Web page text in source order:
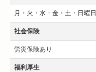
月・火・水・金・土・日曜日
社会保険
労災保険あり
福利厚生